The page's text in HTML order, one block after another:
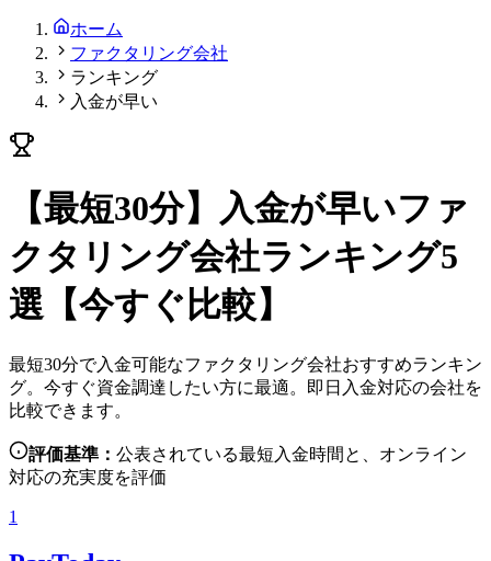
ホーム
ファクタリング会社
ランキング
入金が早い
【最短30分】入金が早いファ
クタリング会社ランキング5
選【今すぐ比較】
最短30分で入金可能なファクタリング会社おすすめランキン
グ。今すぐ資金調達したい方に最適。即日入金対応の会社を
比較できます。
評価基準： 公表されている最短入金時間と、オンライン
対応の充実度を評価
1